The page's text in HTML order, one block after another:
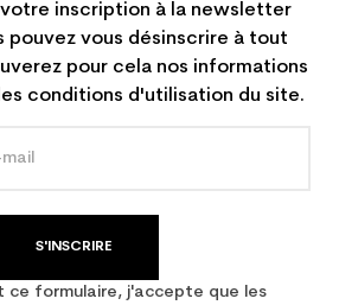
inscription à la newsletter
pouvez vous désinscrire à tout
pour cela nos informations
conditions d'utilisation du site.
S'INSCRIRE
ce formulaire, j'accepte que les